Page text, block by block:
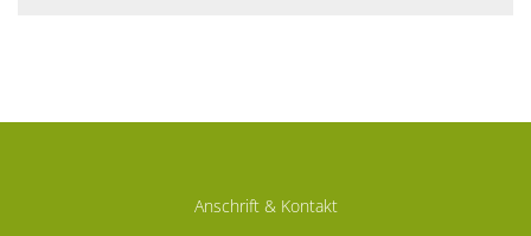
Anschrift & Kontakt